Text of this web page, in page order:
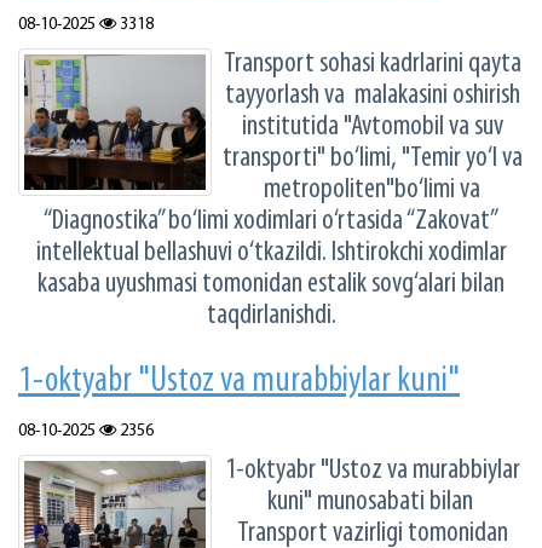
08-10-2025 3318
Transport sohasi kadrlarini qayta
tayyorlash va malakasini oshirish
institutida "Avtomobil va suv
transporti" bo‘limi, "Temir yo‘l va
metropoliten"bo‘limi va
“Diagnostika” bo‘limi xodimlari o‘rtasida “Zakovat”
intellektual bellashuvi o‘tkazildi. Ishtirokchi xodimlar
kasaba uyushmasi tomonidan estalik sovg‘alari bilan
taqdirlanishdi.
1-oktyabr "Ustoz va murabbiylar kuni"
08-10-2025 2356
1-oktyabr "Ustoz va murabbiylar
kuni" munosabati bilan
Transport vazirligi tomonidan